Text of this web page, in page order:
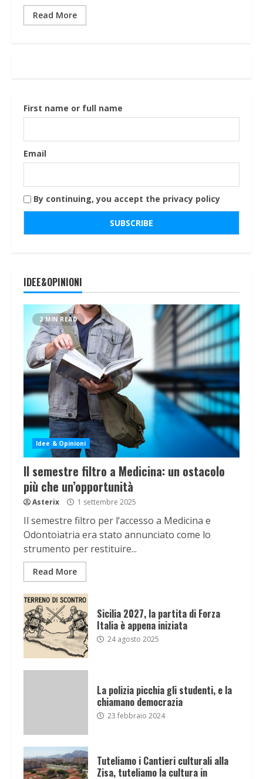
Read More
First name or full name
Email
By continuing, you accept the privacy policy
IDEE&OPINIONI
2 MIN READ
Idee & Opinioni
Il semestre filtro a Medicina: un ostacolo
più che un’opportunità
Asterix 1 settembre 2025
Il semestre filtro per l’accesso a Medicina e
Odontoiatria era stato annunciato come lo
strumento per restituire...
Read More
Sicilia 2027, la partita di Forza
Italia è appena iniziata
24 agosto 2025
La polizia picchia gli studenti, e la
chiamano democrazia
23 febbraio 2024
Tuteliamo i Cantieri culturali alla
Zisa, tuteliamo la cultura in